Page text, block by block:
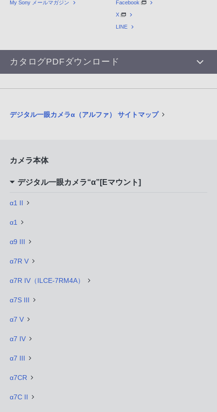
My Sony メールマガジン Facebook
X
LINE
カタログPDFダウンロード
デジタル一眼カメラα（アルファ） サイトマップ
カメラ本体
デジタル一眼カメラ“α”[Eマウント]
α1 II
α1
α9 III
α7R V
α7R IV（ILCE-7RM4A）
α7S III
α7 V
α7 IV
α7 III
α7CR
α7C II